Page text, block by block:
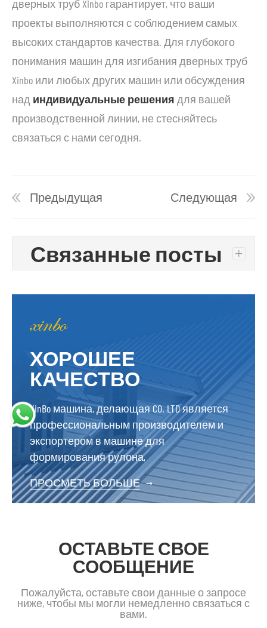
дверных труб Xinbo гарантирует, что ваши
проекты выполняются с соблюдением самых
высоких стандартов качества. Для глубокого
понимания машин для изгибания дверных труб
Xinbo или любых других машин или обсуждения
над индивидуальные решения для вашей
производственной линии, не стесняйтесь
связаться с нами сегодня.
Предыдущая Следующая
Связанные посты +
ХОРОШЕЕ
КАЧЕСТВО
XinBo машина, делающая CO. LTD является
профессиональным производителем и
экспортером в машине для
формирования рулона,
ПРОСМЕТЬ БОЛЬШЕ →
ОСТАВЬТЕ СВОЕ
СООБЩЕНИЕ
Пожалуйста, оставьте свои данные о запросе
ниже, чтобы мы могли немедленно связаться с
вами.